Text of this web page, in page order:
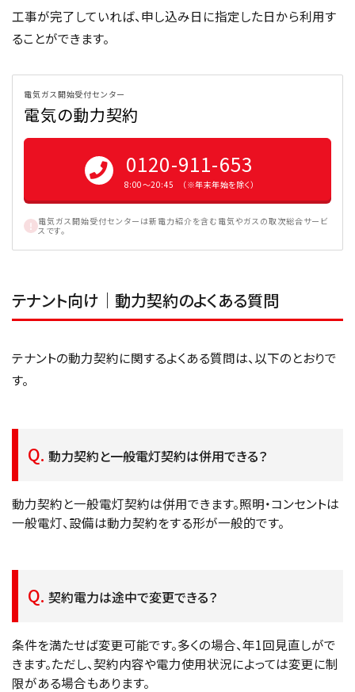
工事が完了していれば、申し込み日に指定した日から利用す
ることができます。
電気ガス開始受付センター
電気の動力契約
0120-911-653
8:00〜20:45 （※年末年始を除く）
電気ガス開始受付センターは新電力紹介を含む電気やガスの取次総合サービ
スです。
テナント向け｜動力契約のよくある質問
テナントの動力契約に関するよくある質問は、以下のとおりで
す。
動力契約と一般電灯契約は併用できる？
動力契約と一般電灯契約は併用できます。照明・コンセントは
一般電灯、設備は動力契約をする形が一般的です。
契約電力は途中で変更できる？
条件を満たせば変更可能です。多くの場合、年1回見直しがで
きます。ただし、契約内容や電力使用状況によっては変更に制
限がある場合もあります。